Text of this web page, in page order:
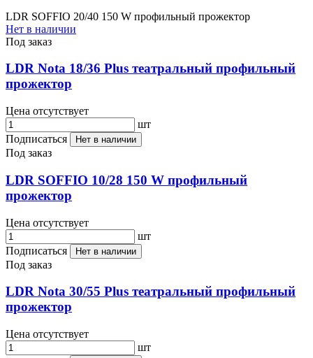
LDR SOFFIO 20/40 150 W профильный прожектор
Нет в наличии
Под заказ
LDR Nota 18/36 Plus театральный профильный
прожектор
Цена отсутствует
шт
Подписаться
Нет в наличии
Под заказ
LDR SOFFIO 10/28 150 W профильный
прожектор
Цена отсутствует
шт
Подписаться
Нет в наличии
Под заказ
LDR Nota 30/55 Plus театральный профильный
прожектор
Цена отсутствует
шт